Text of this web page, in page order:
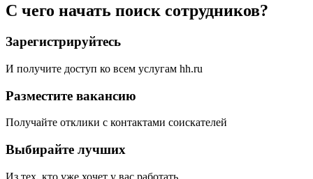
С чего начать поиск сотрудников?
Зарегистрируйтесь
И получите доступ ко всем услугам hh.ru
Разместите вакансию
Получайте отклики с контактами соискателей
Выбирайте лучших
Из тех, кто уже хочет у вас работать